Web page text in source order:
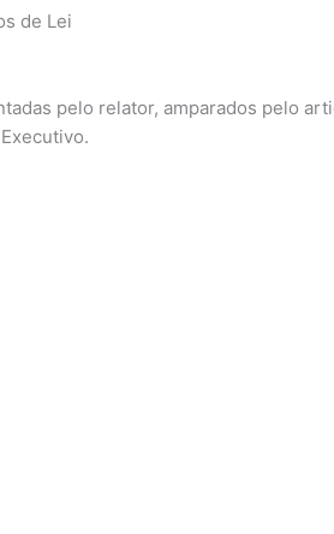
de Lei
pelo relator, amparados pelo